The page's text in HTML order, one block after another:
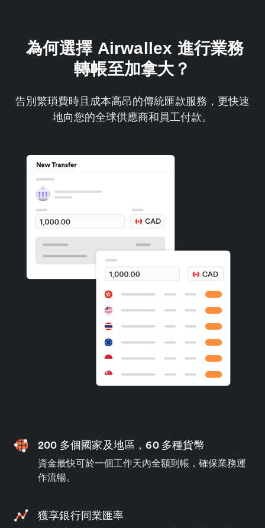
為何選擇 Airwallex 進行業務
轉帳至加拿大？
告別繁瑣費時且成本高昂的傳統匯款服務，更快速
地向您的全球供應商和員工付款。
200 多個國家及地區，60 多種貨幣
資金最快可於一個工作天內全額到帳，確保業務運
作流暢。
獲享銀行同業匯率